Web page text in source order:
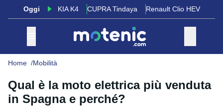
Oggi KIA K4 CUPRA Tindaya Renault Clio HEV
Home Mobilità
Qual è la moto elettrica più venduta
in Spagna e perché?